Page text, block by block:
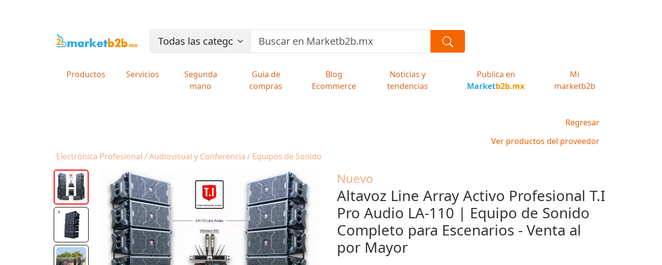
Productos Servicios
Segunda
mano
Guia de
compras
Blog
Ecommerce
Noticias y
tendencias
Publica en
Marketb2b.mx
Mi
marketb2b
Regresar
Ver productos del proveedor
Electrónica Profesional / Audiovisual y Conferencia / Equipos de Sonido
Nuevo
Altavoz Line Array Activo Profesional T.I
Pro Audio LA-110 | Equipo de Sonido
Completo para Escenarios - Venta al
por Mayor